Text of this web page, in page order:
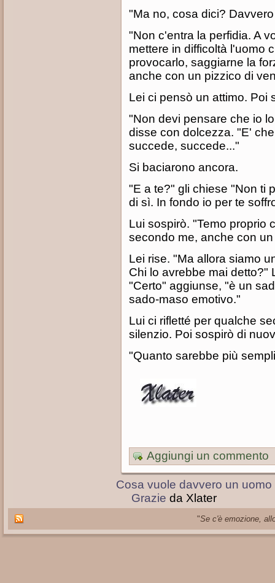
"Ma no, cosa dici?
"Non c'entra la perfidia. A
mettere in difficoltà l'uomo
provocarlo, saggiarne la
anche con un pizzico di
Lei ci pensò un attimo. Poi
"Non devi pensare che io
disse con dolcezza. "E'
succede, succede..."
Si baciarono ancora.
"E a te?" gli chiese "Non ti
di sì. In fondo io per te
Lui sospirò. "Temo proprio
secondo me, anche con
Lei rise. "Ma allora siamo
Chi lo avrebbe mai detto?"
"Certo" aggiunse, "è un
sado-maso emotivo."
Lui ci rifletté per qualche
silenzio. Poi sospirò di
"Quanto sarebbe più
Aggiungi un commento
Cosa vuole davvero un
Grazie da Xlater
"Se c'è emozione,